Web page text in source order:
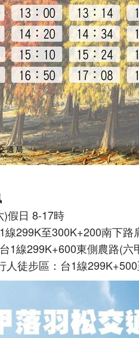
)假日 8-17時
線299K至300K+200南下路
1線299K+600東側農路(六
人徒步區：台1線